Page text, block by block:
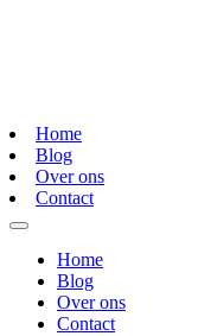
Home
Blog
Over ons
Contact
Home
Blog
Over ons
Contact